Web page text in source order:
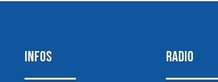
INFOS RADIO